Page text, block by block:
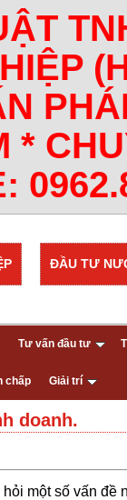
*
ĐẦU TƯ
Tư vấn đầu tư
chấp Giải trí
doanh.
một số vấn đề